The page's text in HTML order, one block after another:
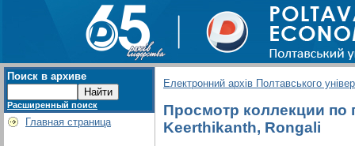
Поиск в архиве
Расширенный поиск
Главная страница
Електронний архів Полтавського
Просмотр коллекции по
Keerthikanth, Rongali